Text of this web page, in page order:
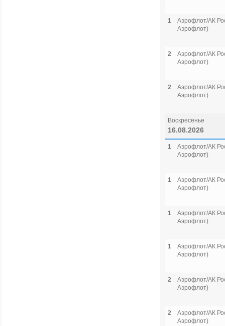
1
Аэрофлот/АК
Аэрофлот)
2
Аэрофлот/АК
Аэрофлот)
2
Аэрофлот/АК
Аэрофлот)
Воскресенье
16.08.2026
1
Аэрофлот/АК
Аэрофлот)
1
Аэрофлот/АК
Аэрофлот)
1
Аэрофлот/АК
Аэрофлот)
1
Аэрофлот/АК
Аэрофлот)
2
Аэрофлот/АК
Аэрофлот)
2
Аэрофлот/АК
Аэрофлот)